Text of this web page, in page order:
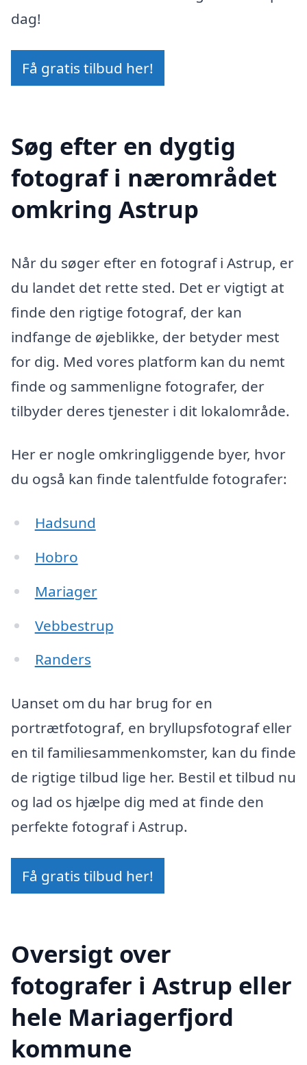
dag!
Få gratis tilbud her!
Søg efter en dygtig
fotograf i nærområdet
omkring Astrup
Når du søger efter en fotograf i Astrup, er
du landet det rette sted. Det er vigtigt at
finde den rigtige fotograf, der kan
indfange de øjeblikke, der betyder mest
for dig. Med vores platform kan du nemt
finde og sammenligne fotografer, der
tilbyder deres tjenester i dit lokalområde.
Her er nogle omkringliggende byer, hvor
du også kan finde talentfulde fotografer:
Hadsund
Hobro
Mariager
Vebbestrup
Randers
Uanset om du har brug for en
portrætfotograf, en bryllupsfotograf eller
en til familiesammenkomster, kan du finde
de rigtige tilbud lige her. Bestil et tilbud nu
og lad os hjælpe dig med at finde den
perfekte fotograf i Astrup.
Få gratis tilbud her!
Oversigt over
fotografer i Astrup eller
hele Mariagerfjord
kommune